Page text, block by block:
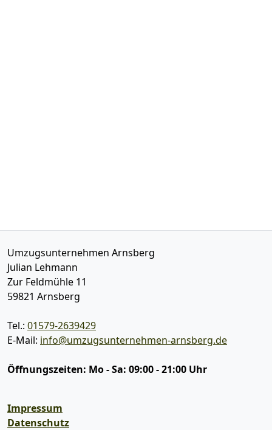
Umzugsunternehmen Arnsberg
Julian Lehmann
Zur Feldmühle 11
59821 Arnsberg
Tel.: 01579-2639429
E-Mail: info@umzugsunternehmen-arnsberg.de
Öffnungszeiten: Mo - Sa: 09:00 - 21:00 Uhr
Impressum
Datenschutz